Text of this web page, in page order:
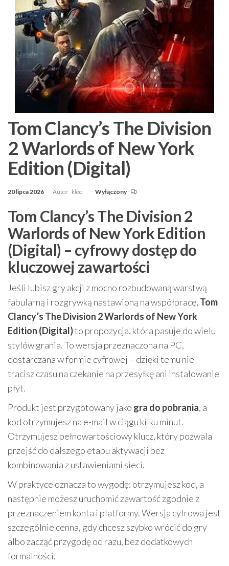
Tom Clancy’s The Division
2 Warlords of New York
Edition (Digital)
20 lipca 2026 Autor kleo Wyłączony
Tom Clancy’s The Division 2
Warlords of New York Edition
(Digital) – cyfrowy dostęp do
kluczowej zawartości
Jeśli lubisz gry akcji z mocno rozbudowaną warstwą
fabularną i rozgrywką nastawioną na współpracę, Tom
Clancy’s The Division 2 Warlords of New York
Edition (Digital)to propozycja, która pasuje do wielu
stylów grania. To wersja przeznaczona na PC,
dostarczana w formie cyfrowej – dzięki temu nie
tracisz czasu na czekanie na przesyłkę ani instalowanie
płyt.
Produkt jest przygotowany jako gra do pobrania, a
kod otrzymujesz na e-mail w ciągu kilku minut.
Otrzymujesz pełnowartościowy klucz, który pozwala
przejść do dalszego etapu aktywacji bez
kombinowania z ustawieniami sieci.
W praktyce oznacza to wygodę: otrzymujesz kod, a
następnie możesz uruchomić zawartość zgodnie z
przeznaczeniem konta i platformy. Wersja cyfrowa jest
szczególnie cenna, gdy chcesz szybko wrócić do gry
albo zacząć przygodę od razu, bez dodatkowych
formalności.